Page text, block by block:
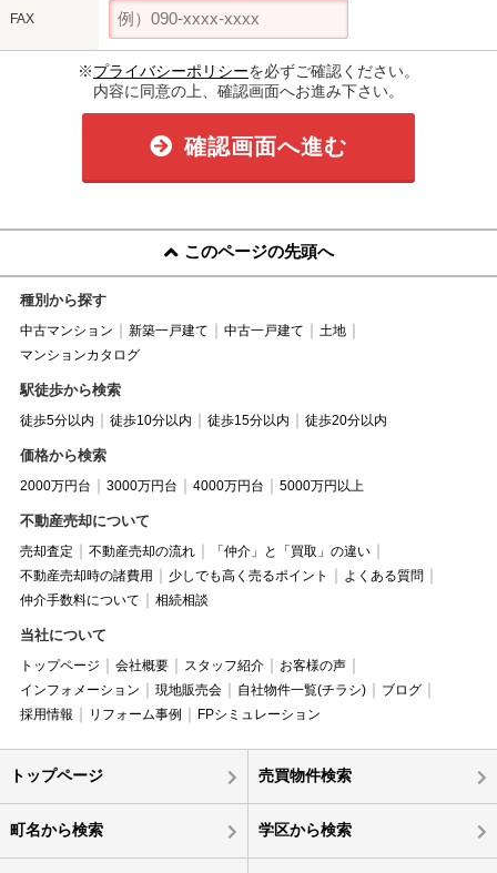
FAX
※プライバシーポリシーを必ずご確認ください。
内容に同意の上、確認画面へお進み下さい。
確認画面へ進む
このページの先頭へ
種別から探す
中古マンション 新築一戸建て 中古一戸建て
土地
マンションカタログ
駅徒歩から検索
徒歩5分以内 徒歩10分以内 徒歩15分以内 徒歩20分以内
価格から検索
2000万円台 3000万円台 4000万円台 5000万円以上
不動産売却について
売却査定 不動産売却の流れ
「仲介」と「買取」の違い
不動産売却時の諸費用
少しでも高く売るポイント
よくある質問
仲介手数料について
相続相談
当社について
トップページ 会社概要 スタッフ紹介
お客様の声
インフォメーション
現地販売会 自社物件一覧(チラシ)
ブログ
採用情報
リフォーム事例 FPシミュレーション
トップページ 売買物件検索
町名から検索 学区から検索